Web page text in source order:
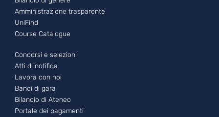
Amministrazione trasparente
UniFind
Course Catalogue
Footer - 2
Concorsi e selezioni
Atti di notifica
Lavora con noi
Bandi di gara
Bilancio di Ateneo
Portale dei pagamenti